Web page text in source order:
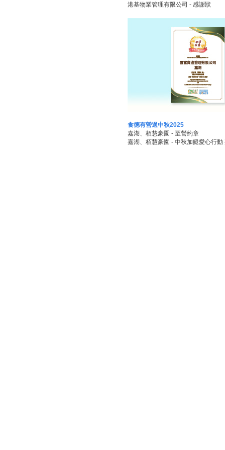
港基物業管理有限公司 - 感謝狀
食德有營過中秋2025
嘉湖、栢慧豪園 - 至營約章
嘉湖、栢慧豪園 - 中秋加餸愛心行動